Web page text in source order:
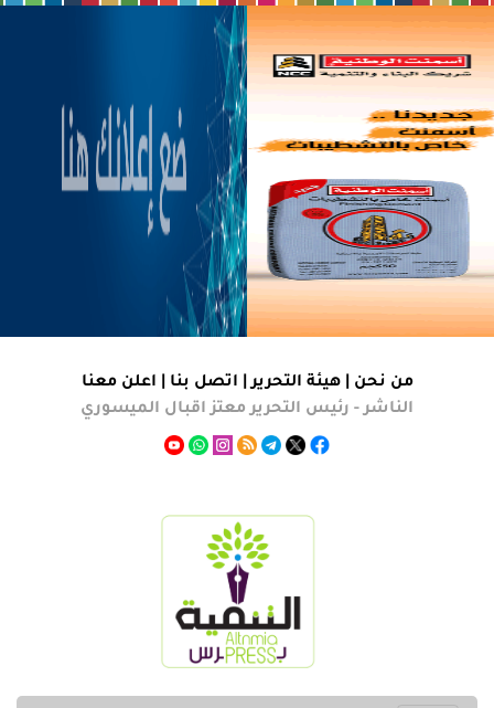
من نحن |هيئة التحرير اتصل بنا
اعلن معنا
الناشر - رئيس التحرير معتز اقبال الميسوري